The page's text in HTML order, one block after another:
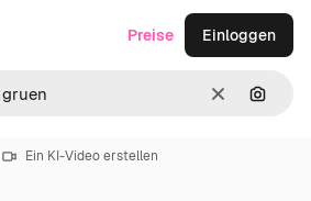
LöschenNach
Preise Einloggen
Ein KI-Video erstellen